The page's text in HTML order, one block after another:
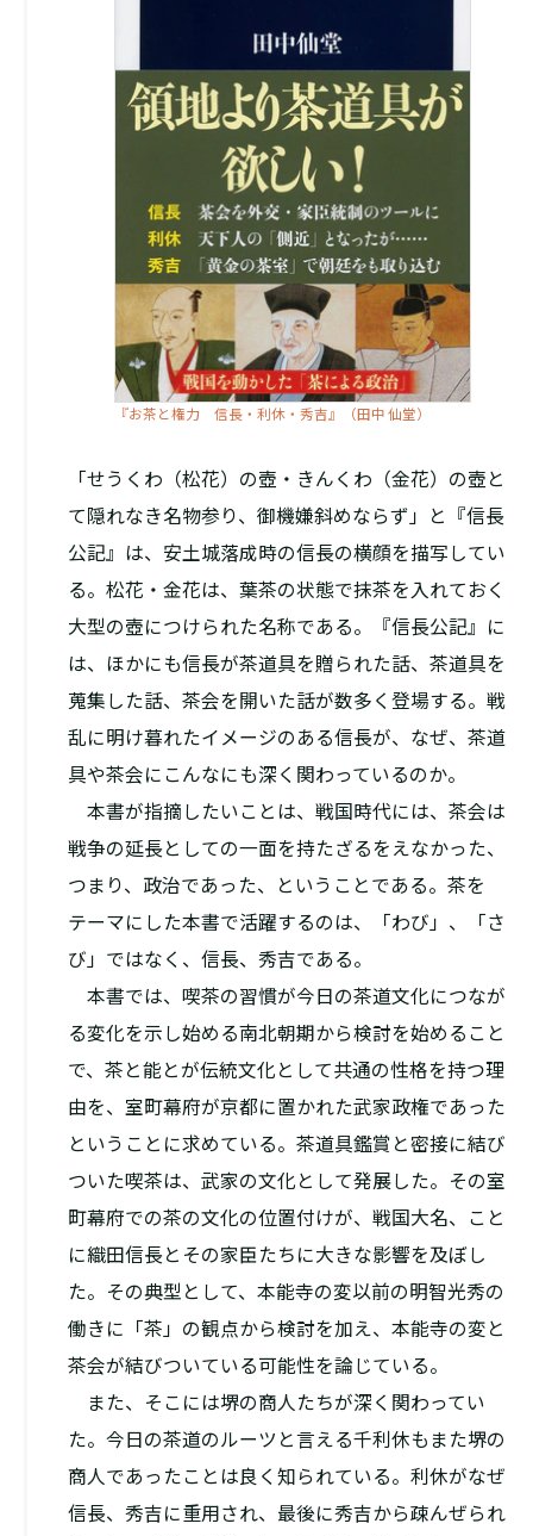
『お茶と権力 信長・利休・秀吉』（田中 仙堂）
「せうくわ（松花）の壺・きんくわ（金花）の壺と
て隠れなき名物参り、御機嫌斜めならず」と『信長
公記』は、安土城落成時の信長の横顔を描写してい
る。松花・金花は、葉茶の状態で抹茶を入れておく
大型の壺につけられた名称である。『信長公記』に
は、ほかにも信長が茶道具を贈られた話、茶道具を
蒐集した話、茶会を開いた話が数多く登場する。戦
乱に明け暮れたイメージのある信長が、なぜ、茶道
具や茶会にこんなにも深く関わっているのか。
本書が指摘したいことは、戦国時代には、茶会は
戦争の延長としての一面を持たざるをえなかった、
つまり、政治であった、ということである。茶を
テーマにした本書で活躍するのは、「わび」、「さ
び」ではなく、信長、秀吉である。
本書では、喫茶の習慣が今日の茶道文化につなが
る変化を示し始める南北朝期から検討を始めること
で、茶と能とが伝統文化として共通の性格を持つ理
由を、室町幕府が京都に置かれた武家政権であった
ということに求めている。茶道具鑑賞と密接に結び
ついた喫茶は、武家の文化として発展した。その室
町幕府での茶の文化の位置付けが、戦国大名、こと
に織田信長とその家臣たちに大きな影響を及ぼし
た。その典型として、本能寺の変以前の明智光秀の
働きに「茶」の観点から検討を加え、本能寺の変と
茶会が結びついている可能性を論じている。
また、そこには堺の商人たちが深く関わってい
た。今日の茶道のルーツと言える千利休もまた堺の
商人であったことは良く知られている。利休がなぜ
信長、秀吉に重用され、最後に秀吉から疎んぜられ